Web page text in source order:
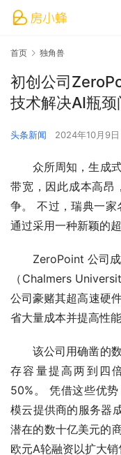
首页 独角兽
初创公司
技术解决AI瓶颈
头条新闻 2024年10月9
众所周知，生成
带宽，因此成本高昂
争。 不过，瑞典一
通过采用一种新颖的
ZeroPoint 公司
（Chalmers
公司豪赌其超高速硬
省大量成本并提高性能
该公司用确凿的
存容量提高两到四
50%。 凭借这些优
模云提供商的服务器
潜在的数十亿美元的
欧元A轮融资以扩大销